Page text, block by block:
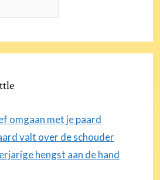
omgaan met je paard
valt over de schouder
hengst aan de hand